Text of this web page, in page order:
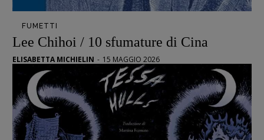
FUMETTI
Lee Chihoi / 10 sfumature di Cina
ELISABETTA MICHIELIN - 15 MAGGIO 2026